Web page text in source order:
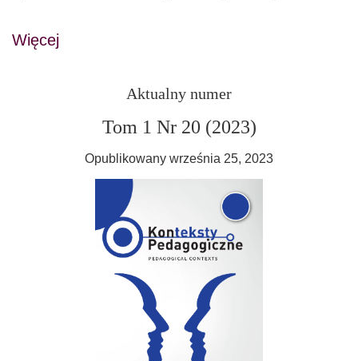
Więcej
Aktualny numer
Tom 1 Nr 20 (2023)
Opublikowany września 25, 2023